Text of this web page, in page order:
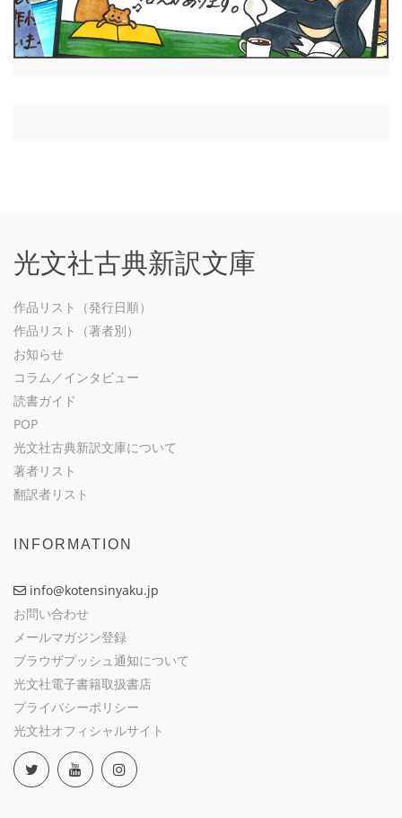
光文社古典新訳文庫
作品リスト（発行日順）
作品リスト（著者別）
お知らせ
コラム／インタビュー
読書ガイド
POP
光文社古典新訳文庫について
著者リスト
翻訳者リスト
INFORMATION
info@kotensinyaku.jp
お問い合わせ
メールマガジン登録
ブラウザプッシュ通知について
光文社電子書籍取扱書店
プライバシーポリシー
光文社オフィシャルサイト